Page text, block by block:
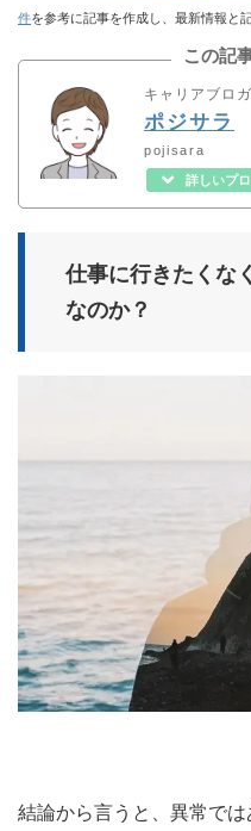
件を参考に記事を作成し、最新情報と
この記
キャリアブロ
ポジサラ
pojisara
詳しいプ
仕事に行きたくな
なのか？
結論から言うと、異常では